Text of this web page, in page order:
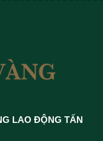
LAO ĐỘNG TẤN